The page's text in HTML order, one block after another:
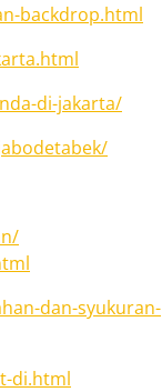
backdrop.html
di-jakarta/
dan-syukuran-
di.html